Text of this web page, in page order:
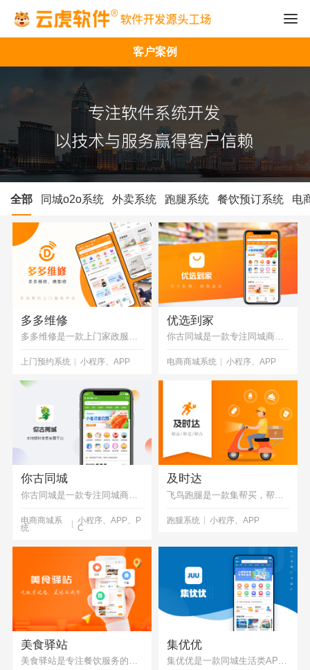
客户案例
全部 同城o2o系统 外卖系统 跑腿系统 餐饮预订系统 电
多多维修
多多维修是一款上门家政服务APP，维修、保洁等多种功能，由我司独立研发完成
上门预约系统 小程序、APP
优选到家
你古同城是一款专注同城商城的APP，有超市，生鲜，果蔬等不同品类，由我司专业技术人员独立研发
电商商城系统 小程序、APP
你古同城
你古同城是一款专注同城商品的APP，有超市，生鲜，果蔬等不同品类，由我司专业技术人员独立研发
电商商城系
统
小程序、APP、P
C
及时达
飞鸟跑腿是一款集帮买，帮送，代排队等多种跑腿功能为一体的系统，由我司技术人员独立研发制作完成
跑腿系统 小程序、APP
美食驿站
美食驿站是专注餐饮服务的一款APP，含外卖，餐饮预订，餐饮团购等，产品从设计、开发到完整上线都是由我司专业技术全程独立制作完成
集优优
集优优是一款同城生活类APP，涵盖休闲娱乐，美食餐饮，教育培训等多种模块的团购功能，由我司专业技术人员独立完成研发